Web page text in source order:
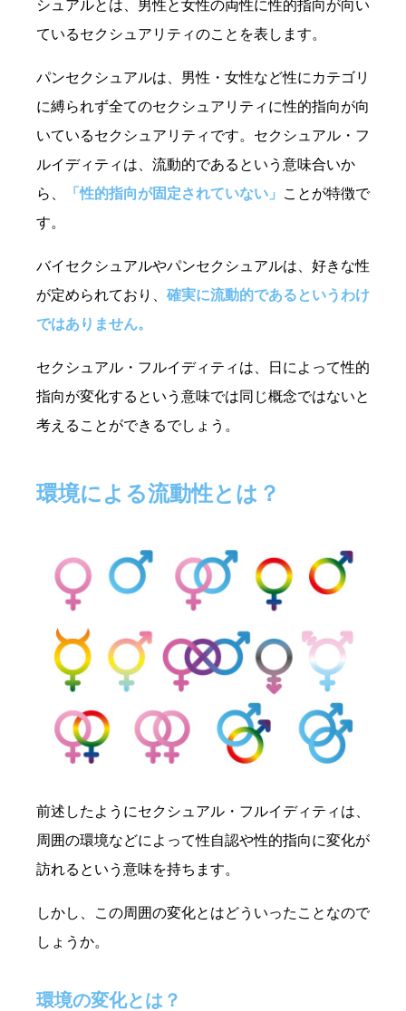
シュアルとは、男性と女性の両性に性的指向が向い
ているセクシュアリティのことを表します。
パンセクシュアルは、男性・女性など性にカテゴリ
に縛られず全てのセクシュアリティに性的指向が向
いているセクシュアリティです。セクシュアル・フ
ルイディティは、流動的であるという意味合いか
ら、
「性的指向が固定されていない」 ことが特徴で
す。
バイセクシュアルやパンセクシュアルは、好きな性
が定められており、 確実に流動的であるというわけ
ではありません。
セクシュアル・フルイディティは、日によって性的
指向が変化するという意味では同じ概念ではないと
考えることができるでしょう。
環境による流動性とは？
前述したようにセクシュアル・フルイディティは、
周囲の環境などによって性自認や性的指向に変化が
訪れるという意味を持ちます。
しかし、この周囲の変化とはどういったことなので
しょうか。
環境の変化とは？